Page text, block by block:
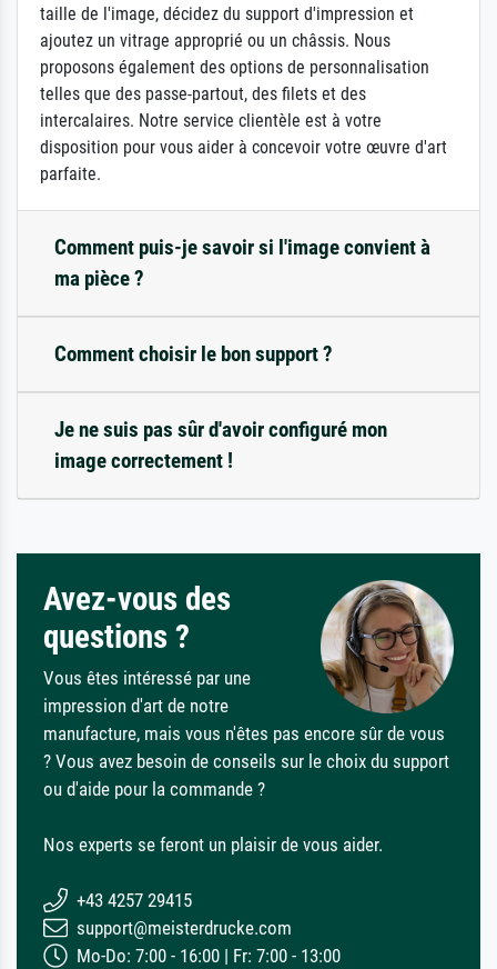
taille de l'image, décidez du support d'impression et
ajoutez un vitrage approprié ou un châssis. Nous
proposons également des options de personnalisation
telles que des passe-partout, des filets et des
intercalaires. Notre service clientèle est à votre
disposition pour vous aider à concevoir votre œuvre d'art
parfaite.
Comment puis-je savoir si l'image convient à
ma pièce ?
Comment choisir le bon support ?
Je ne suis pas sûr d'avoir configuré mon
image correctement !
Avez-vous des
questions ?
Vous êtes intéressé par une
impression d'art de notre
manufacture, mais vous n'êtes pas encore sûr de vous
? Vous avez besoin de conseils sur le choix du support
ou d'aide pour la commande ?
Nos experts se feront un plaisir de vous aider.
+43 4257 29415
support@meisterdrucke.com
Mo-Do: 7:00 - 16:00 | Fr: 7:00 - 13:00